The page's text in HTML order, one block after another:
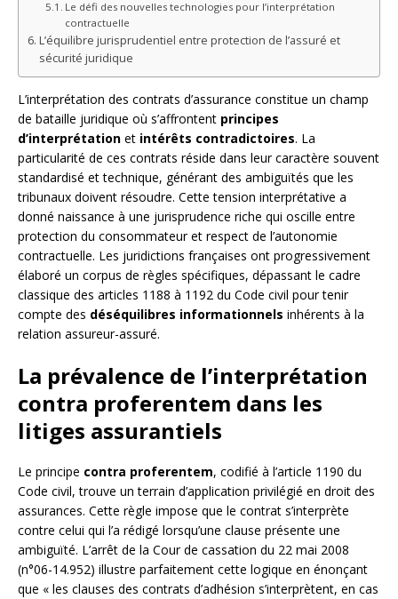
Le défi des nouvelles technologies pour l’interprétation
contractuelle
L’équilibre jurisprudentiel entre protection de l’assuré et
sécurité juridique
L’interprétation des contrats d’assurance constitue un champ
de bataille juridique où s’affrontent principes
d’interprétation et intérêts contradictoires. La
particularité de ces contrats réside dans leur caractère souvent
standardisé et technique, générant des ambiguïtés que les
tribunaux doivent résoudre. Cette tension interprétative a
donné naissance à une jurisprudence riche qui oscille entre
protection du consommateur et respect de l’autonomie
contractuelle. Les juridictions françaises ont progressivement
élaboré un corpus de règles spécifiques, dépassant le cadre
classique des articles 1188 à 1192 du Code civil pour tenir
compte des déséquilibres informationnels inhérents à la
relation assureur-assuré.
La prévalence de l’interprétation
contra proferentem dans les
litiges assurantiels
Le principe contra proferentem, codifié à l’article 1190 du
Code civil, trouve un terrain d’application privilégié en droit des
assurances. Cette règle impose que le contrat s’interprète
contre celui qui l’a rédigé lorsqu’une clause présente une
ambiguïté. L’arrêt de la Cour de cassation du 22 mai 2008
(n°06-14.952) illustre parfaitement cette logique en énonçant
que « les clauses des contrats d’adhésion s’interprètent, en cas